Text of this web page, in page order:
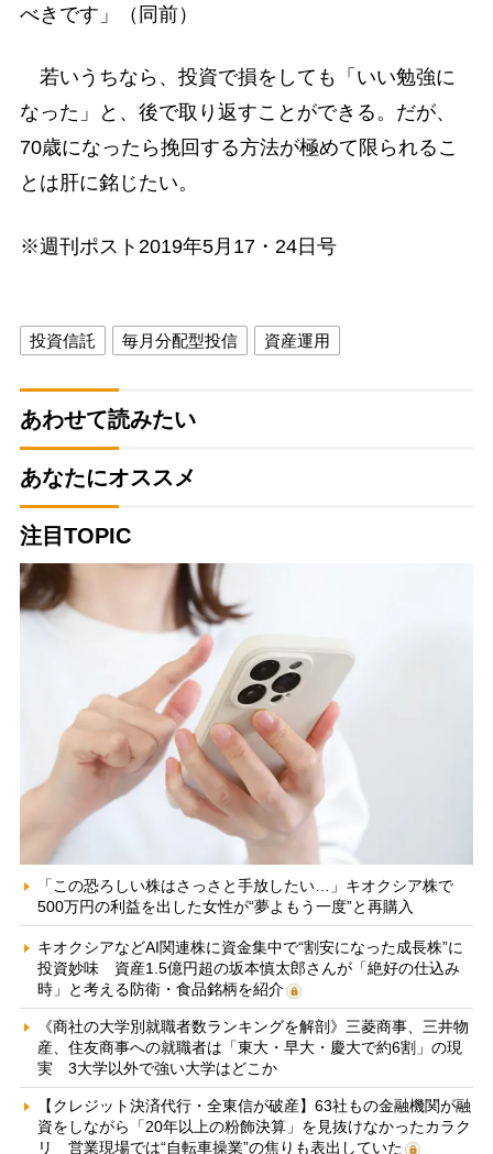
べきです」（同前）
若いうちなら、投資で損をしても「いい勉強に
なった」と、後で取り返すことができる。だが、
70歳になったら挽回する方法が極めて限られるこ
とは肝に銘じたい。
※週刊ポスト2019年5月17・24日号
投資信託 毎月分配型投信 資産運用
あわせて読みたい
あなたにオススメ
注目TOPIC
「この恐ろしい株はさっさと手放したい…」キオクシア株で
500万円の利益を出した女性が“夢よもう一度”と再購入
キオクシアなどAI関連株に資金集中で“割安になった成長株”に
投資妙味 資産1.5億円超の坂本慎太郎さんが「絶好の仕込み
時」と考える防衛・食品銘柄を紹介
《商社の大学別就職者数ランキングを解剖》三菱商事、三井物
産、住友商事への就職者は「東大・早大・慶大で約6割」の現
実 3大学以外で強い大学はどこか
【クレジット決済代行・全東信が破産】63社もの金融機関が融
資をしながら「20年以上の粉飾決算」を見抜けなかったカラク
リ 営業現場では“自転車操業”の焦りも表出していた